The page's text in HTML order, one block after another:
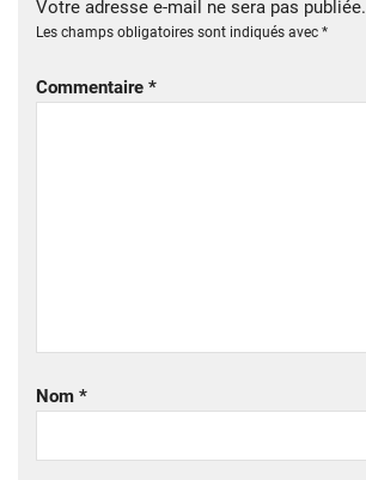
Votre adresse e-mail ne sera pas publiée.
Les champs obligatoires sont indiqués avec *
Commentaire *
Nom *